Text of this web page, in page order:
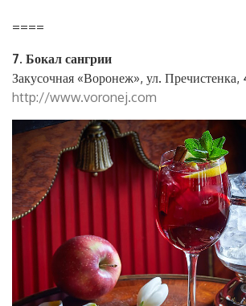
====
7. Бокал сангрии
Закусочная «Воронеж», ул. Пречистенка,
http://www.voronej.com